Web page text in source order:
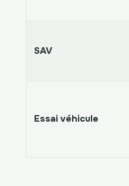
SAV
Essai véhicule